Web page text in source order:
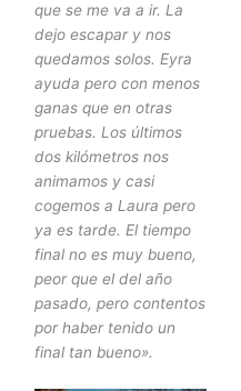
que se me va a ir. La
dejo escapar y nos
quedamos solos. Eyra
ayuda pero con menos
ganas que en otras
pruebas. Los últimos
dos kilómetros nos
animamos y casi
cogemos a Laura pero
ya es tarde. El tiempo
final no es muy bueno,
peor que el del año
pasado, pero contentos
por haber tenido un
final tan bueno».